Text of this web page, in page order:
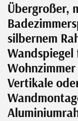
Übergroßer,
silbernem
Wandspiegel
Vertikale